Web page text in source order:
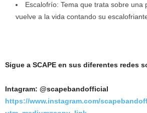
Escalofrío: Tema que trata sobre una
vuelve a la vida contando su
Sigue a SCAPE en sus diferentes redes
Intagram: @scapebandofficial
https://www.instagram.com/